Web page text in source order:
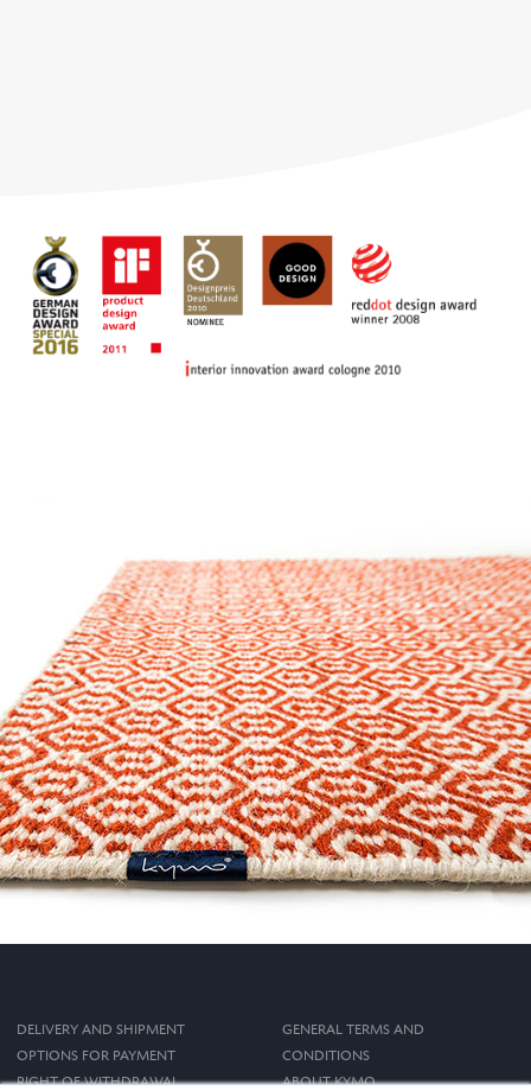
DELIVERY AND SHIPMENT
OPTIONS FOR PAYMENT
RIGHT OF WITHDRAWAL
GENERAL TERMS AND
CONDITIONS
ABOUT KYMO